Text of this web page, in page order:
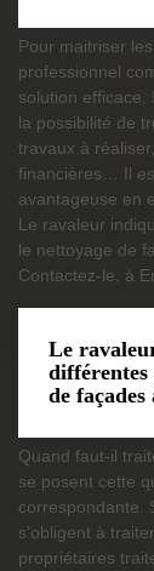
Pour maitriser
professionnel
solution efficace.
la possibilité de
travaux à
financières… Il
avantageuse en
Le ravaleur
le nettoyage de
Contactez-le, à
Le
de
Quand faut-il
se posent cette
correspondante.
s’obligent à
propriétaires